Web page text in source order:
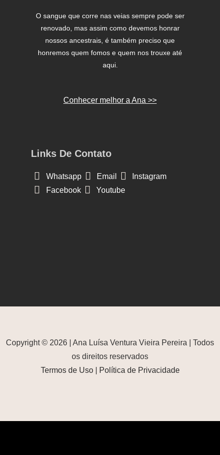
O sangue que corre nas veias sempre pode ser
renovado, mas assim como devemos honrar
nossos ancestrais, é também preciso que
honremos quem fomos e quem nos trouxe até
aqui.
Conhecer melhor a Ana >>
Links De Contato
Whatsapp Email
Instagram
Facebook
Youtube
Copyright © 2026 | Ana Luísa Ventura Vieira Pereira | Todos
os direitos reservados
Termos de Uso| Política de Privacidade